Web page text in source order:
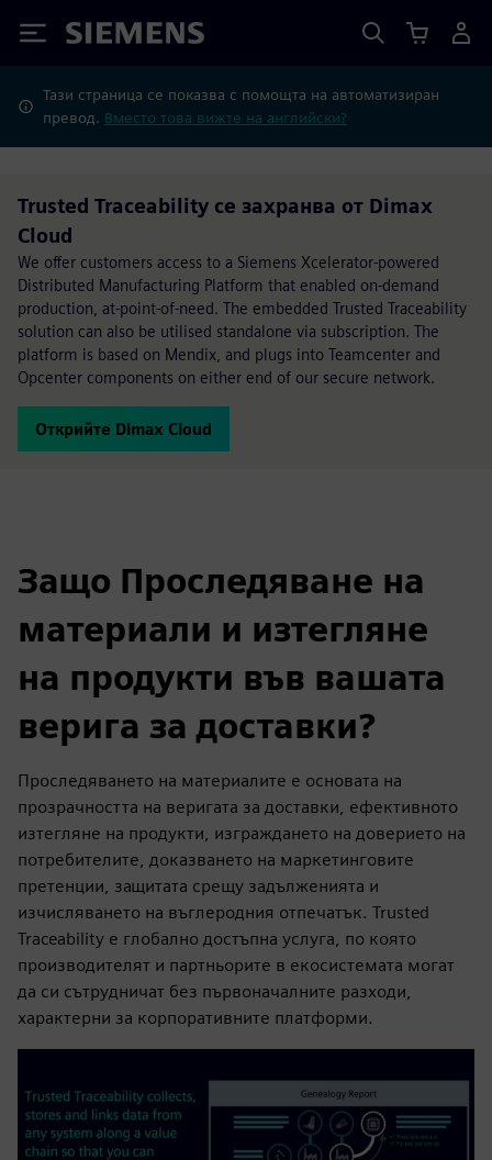
Siemens
Тази страница се показва с помощта на автоматизиран
превод. Вместо това вижте на английски?
Trusted Traceability се захранва от Dimax
Cloud
We offer customers access to a Siemens Xcelerator-powered
Distributed Manufacturing Platform that enabled on-demand
production, at-point-of-need. The embedded Trusted Traceability
solution can also be utilised standalone via subscription. The
platform is based on Mendix, and plugs into Teamcenter and
Opcenter components on either end of our secure network.
Открийте Dimax Cloud
Защо Проследяване на
материали и изтегляне
на продукти във вашата
верига за доставки?
Проследяването на материалите е основата на
прозрачността на веригата за доставки, ефективното
изтегляне на продукти, изграждането на доверието на
потребителите, доказването на маркетинговите
претенции, защитата срещу задълженията и
изчисляването на въглеродния отпечатък. Trusted
Traceability е глобално достъпна услуга, по която
производителят и партньорите в екосистемата могат
да си сътрудничат без първоначалните разходи,
характерни за корпоративните платформи.